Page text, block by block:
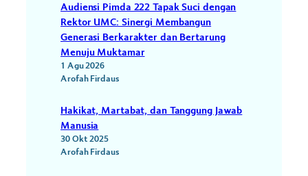
Audiensi Pimda 222 Tapak Suci dengan
Rektor UMC: Sinergi Membangun
Generasi Berkarakter dan Bertarung
Menuju Muktamar
1 Agu 2026
Arofah Firdaus
Hakikat, Martabat, dan Tanggung Jawab
Manusia
30 Okt 2025
Arofah Firdaus